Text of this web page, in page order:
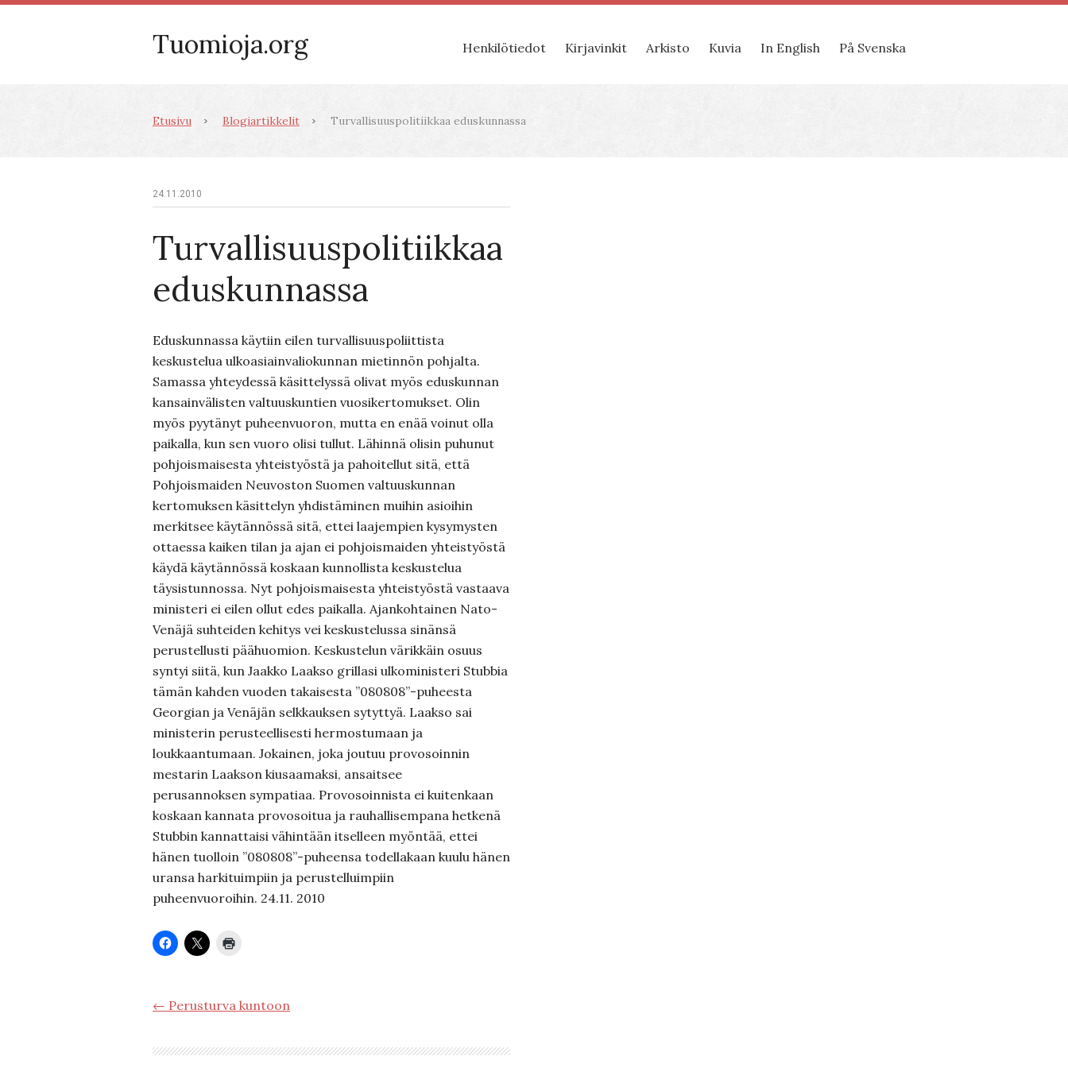
Tuomioja.org Henkilötiedot Kirjavinkit Arkisto Kuvia In English På Svenska
Etusivu Blogiartikkelit Turvallisuuspolitiikkaa eduskunnassa
24.11.2010
Turvallisuuspolitiikkaa
eduskunnassa
Eduskunnassa käytiin eilen turvallisuuspoliittista
keskustelua ulkoasiainvaliokunnan mietinnön pohjalta.
Samassa yhteydessä käsittelyssä olivat myös eduskunnan
kansainvälisten valtuuskuntien vuosikertomukset. Olin
myös pyytänyt puheenvuoron, mutta en enää voinut olla
paikalla, kun sen vuoro olisi tullut. Lähinnä olisin puhunut
pohjoismaisesta yhteistyöstä ja pahoitellut sitä, että
Pohjoismaiden Neuvoston Suomen valtuuskunnan
kertomuksen käsittelyn yhdistäminen muihin asioihin
merkitsee käytännössä sitä, ettei laajempien kysymysten
ottaessa kaiken tilan ja ajan ei pohjoismaiden yhteistyöstä
käydä käytännössä koskaan kunnollista keskustelua
täysistunnossa. Nyt pohjoismaisesta yhteistyöstä vastaava
ministeri ei eilen ollut edes paikalla. Ajankohtainen Nato-
Venäjä suhteiden kehitys vei keskustelussa sinänsä
perustellusti päähuomion. Keskustelun värikkäin osuus
syntyi siitä, kun Jaakko Laakso grillasi ulkoministeri Stubbia
tämän kahden vuoden takaisesta ”080808”-puheesta
Georgian ja Venäjän selkkauksen sytyttyä. Laakso sai
ministerin perusteellisesti hermostumaan ja
loukkaantumaan. Jokainen, joka joutuu provosoinnin
mestarin Laakson kiusaamaksi, ansaitsee
perusannoksen sympatiaa. Provosoinnista ei kuitenkaan
koskaan kannata provosoitua ja rauhallisempana hetkenä
Stubbin kannattaisi vähintään itselleen myöntää, ettei
hänen tuolloin ”080808”-puheensa todellakaan kuulu hänen
uransa harkituimpiin ja perustelluimpiin
puheenvuoroihin. 24.11. 2010
← Perusturva kuntoon